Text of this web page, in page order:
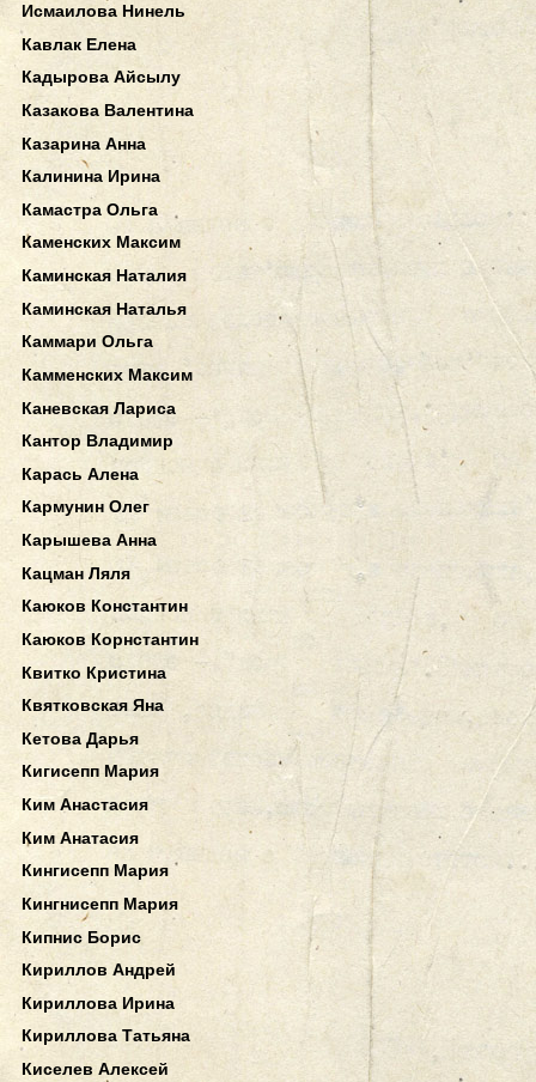
Исмаилова Нинель
Кавлак Елена
Кадырова Айсылу
Казакова Валентина
Казарина Анна
Калинина Ирина
Камастра Ольга
Каменских Максим
Каминская Наталия
Каминская Наталья
Каммари Ольга
Камменских Максим
Каневская Лариса
Кантор Владимир
Карась Алена
Кармунин Олег
Карышева Анна
Кацман Ляля
Каюков Константин
Каюков Корнстантин
Квитко Кристина
Квятковская Яна
Кетова Дарья
Кигисепп Мария
Ким Анастасия
Ким Анатасия
Кингисепп Мария
Кингнисепп Мария
Кипнис Борис
Кириллов Андрей
Кириллова Ирина
Кириллова Татьяна
Киселев Алексей